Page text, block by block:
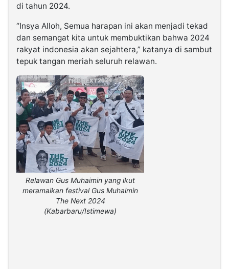
di tahun 2024.
“Insya Alloh, Semua harapan ini akan menjadi tekad
dan semangat kita untuk membuktikan bahwa 2024
rakyat indonesia akan sejahtera,” katanya di sambut
tepuk tangan meriah seluruh relawan.
Relawan Gus Muhaimin yang ikut
meramaikan festival Gus Muhaimin
The Next 2024
(Kabarbaru/Istimewa)